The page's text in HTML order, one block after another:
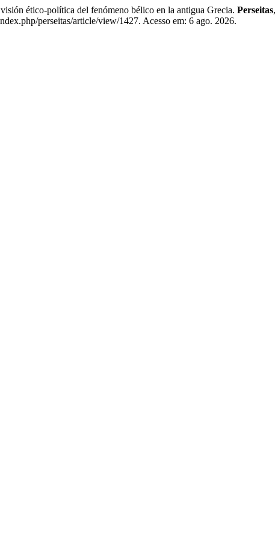
ético-política del fenómeno bélico en la antigua Grecia. Perseitas,
perseitas/article/view/1427. Acesso em: 6 ago. 2026.